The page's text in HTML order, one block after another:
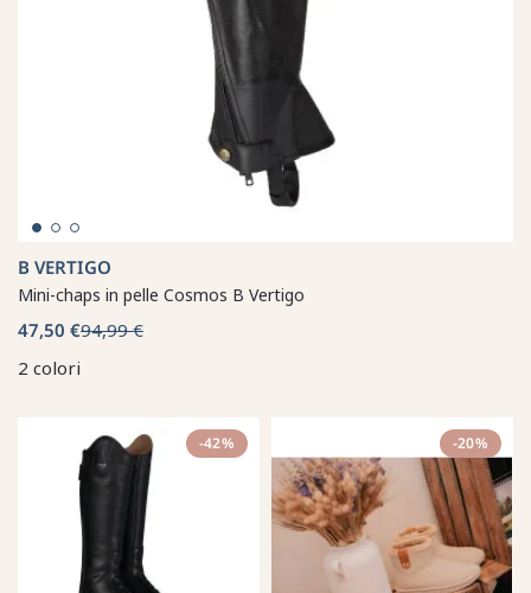
B VERTIGO
Mini-chaps in pelle Cosmos B Vertigo
47,50 €94,99 €
2 colori
-42% -20%